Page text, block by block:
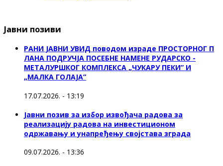
Јавни позиви
РАНИ ЈАВНИ УВИД поводом израде ПРОСТОРНОГ П
ЛАНА ПОДРУЧЈА ПОСЕБНЕ НАМЕНЕ РУДАРСКО -
МЕТАЛУРШКОГ КОМПЛЕКСА „ЧУКАРУ ПЕКИ” И
„МАЛКА ГОЛАЈА”
17.07.2026. - 13:19
Јавни позив за избор извођача радова за
реализацију радова на инвестиционом
одржавању и унапређењу својстава зграда
09.07.2026. - 13:36